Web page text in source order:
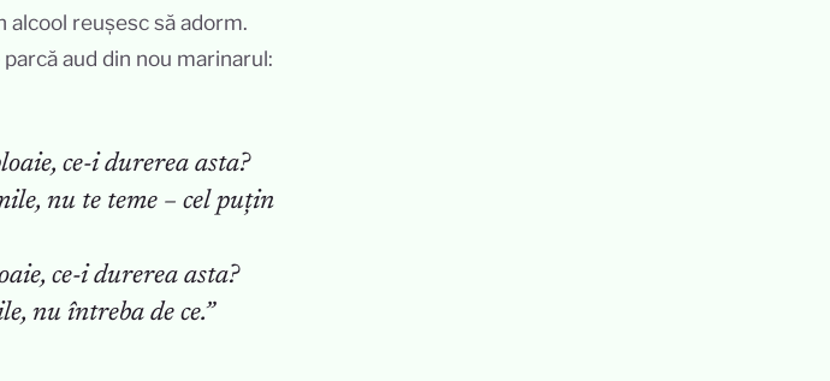
alcool reușesc să adorm.
aud din nou marinarul:
ce-i durerea asta?
nu te teme – cel puțin
ce-i durerea asta?
nu întreba de ce.”